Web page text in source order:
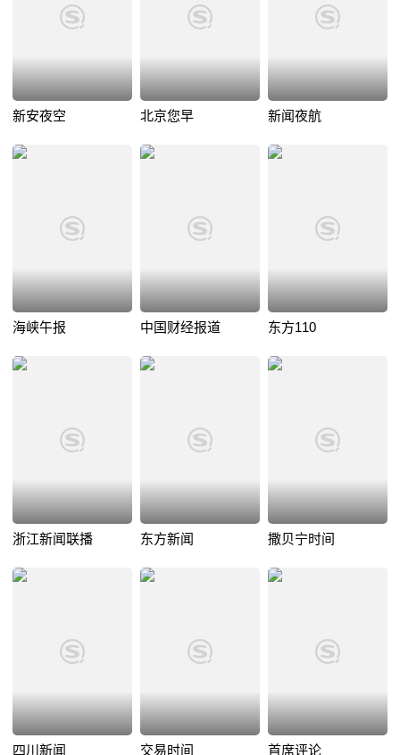
新安夜空 北京您早 新闻夜航
海峡午报 中国财经报道 东方110
浙江新闻联播 东方新闻 撒贝宁时间
四川新闻 交易时间 首席评论